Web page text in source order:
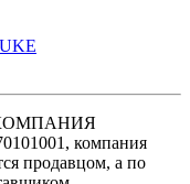
"КОМПАНИЯ
компания
а по